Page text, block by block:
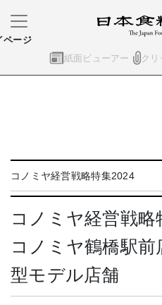
紙面ビューアー ク
ページ
コノミヤ経営戦略特集2024
コノミヤ経営戦略
コノミヤ鶴橋駅
型モデル店舗